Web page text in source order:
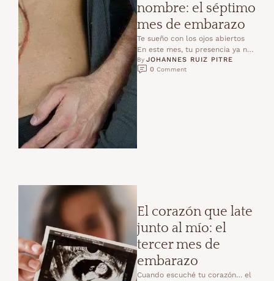
nombre: el séptimo
mes de embarazo
Te sueño con los ojos abiertos
En este mes, tu presencia ya no
se imagina: se siente.Cada día …
By JOHANNES RUIZ PITRE
0 Comment
El corazón que late
junto al mío: el
tercer mes de
embarazo
Cuando escuché tu corazón… el